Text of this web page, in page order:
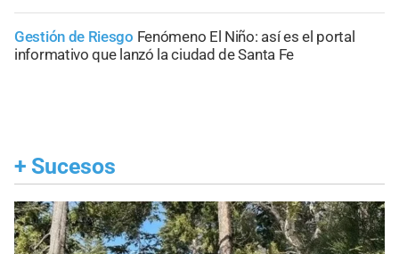
Gestión de Riesgo Fenómeno El Niño: así es el portal
informativo que lanzó la ciudad de Santa Fe
+ Sucesos